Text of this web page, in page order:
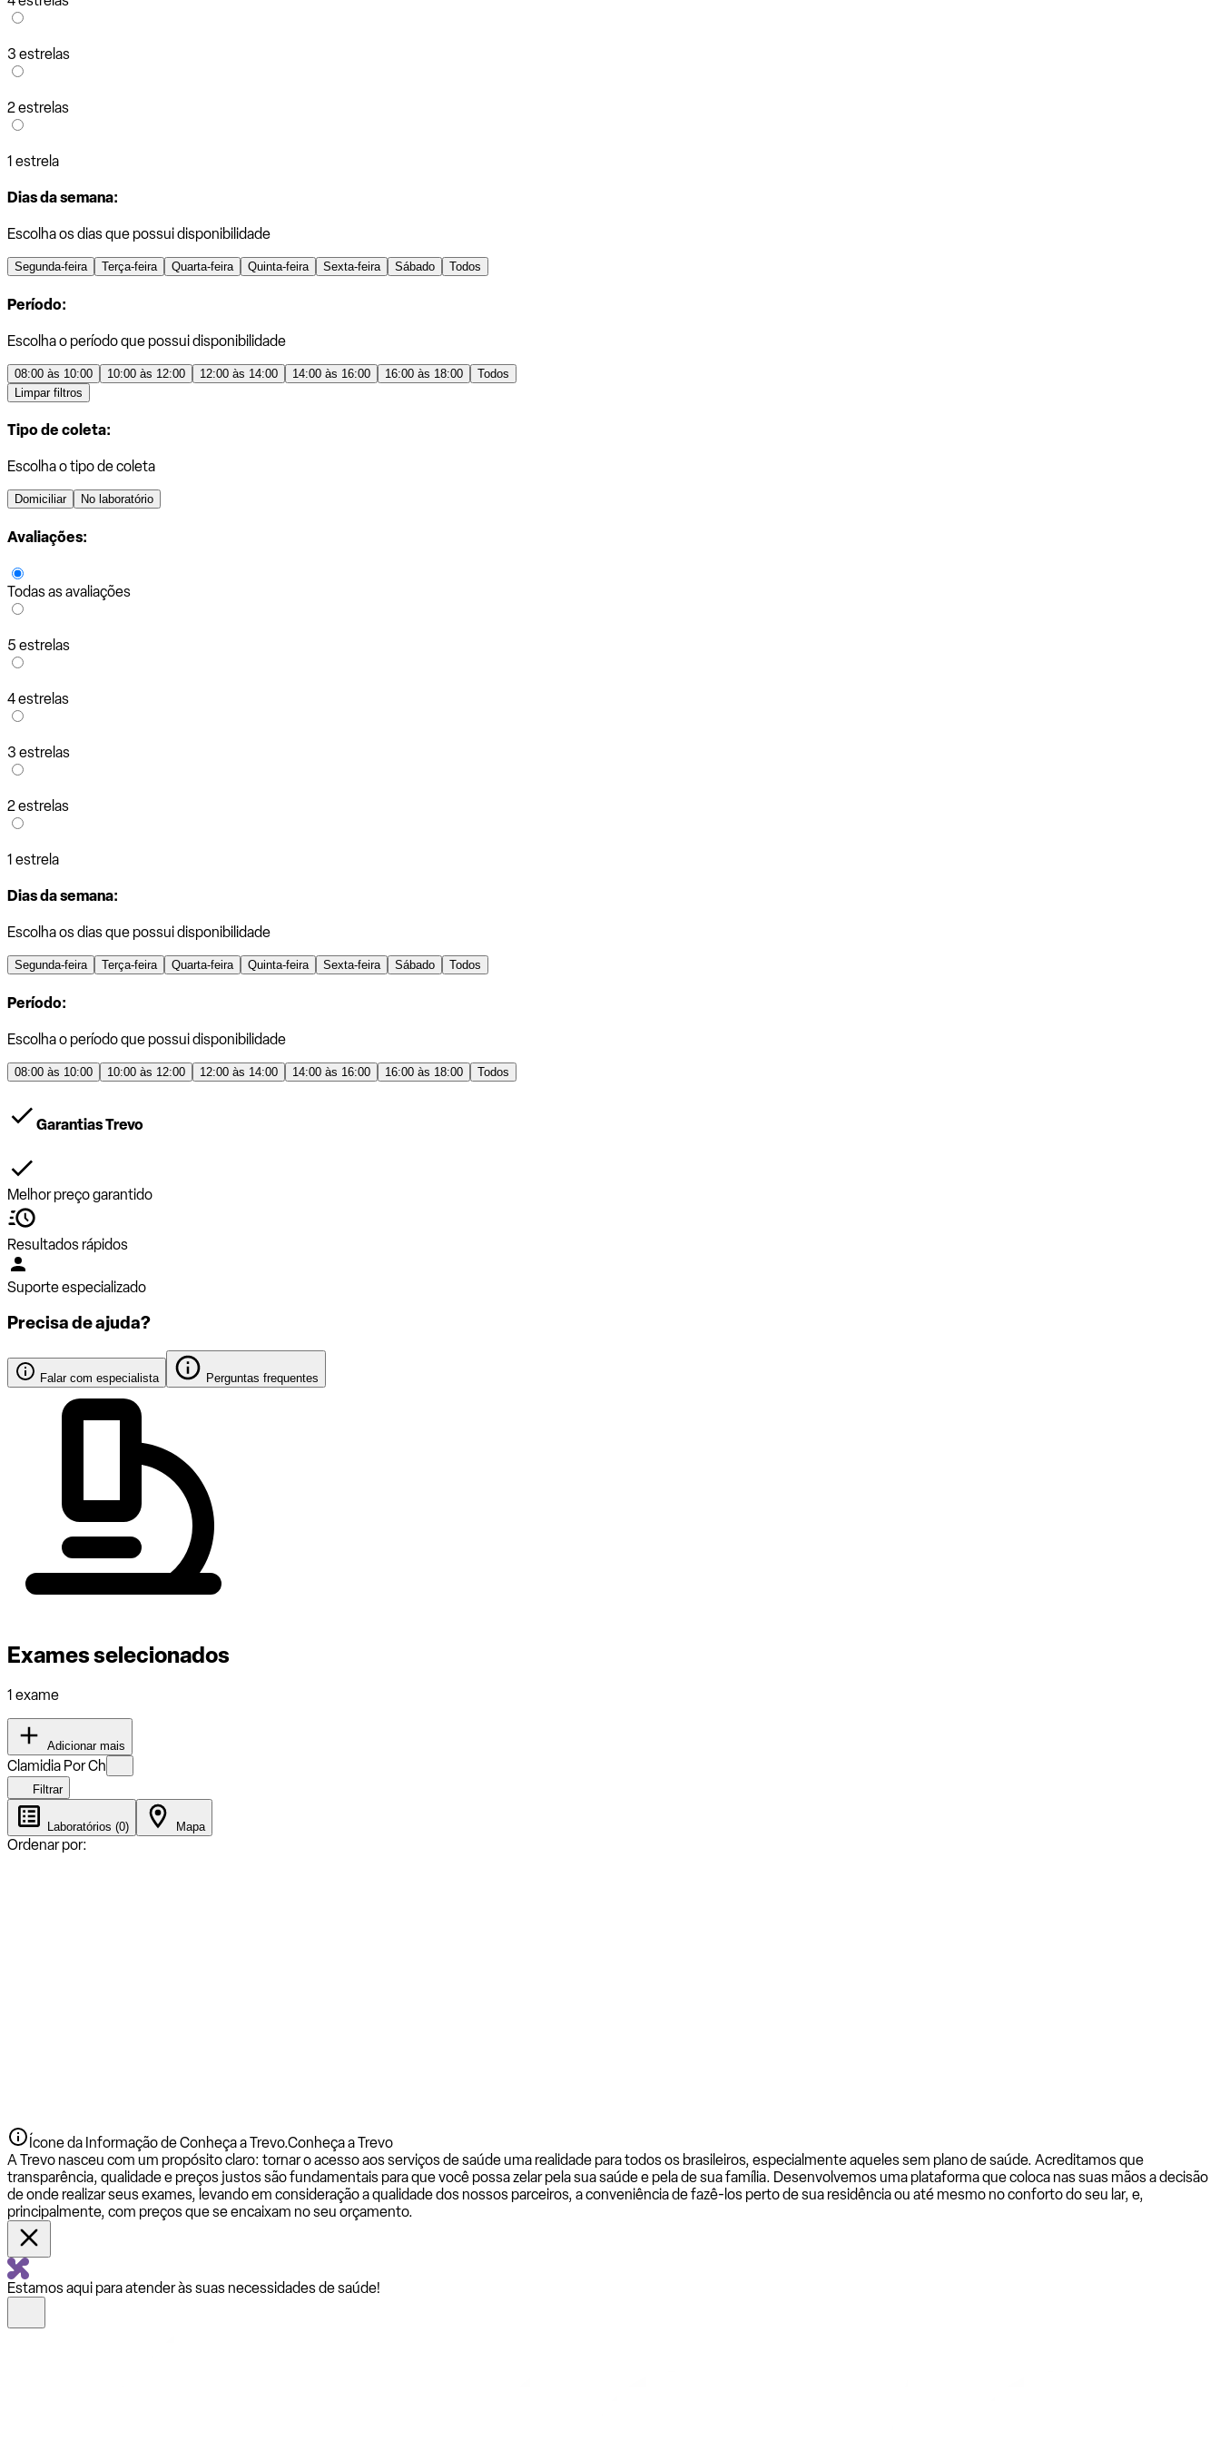
3 estrelas
2 estrelas
1 estrela
Dias da semana:
Escolha os dias que possui disponibilidade
Segunda-feira Terça-feira Quarta-feira Quinta-feira Sexta-feira Sábado Todos
Período:
Escolha o período que possui disponibilidade
08:00 às 10:00 10:00 às 12:00 12:00 às 14:00 14:00 às 16:00 16:00 às 18:00
Todos
Limpar filtros
Tipo de coleta:
Escolha o tipo de coleta
Domiciliar No laboratório
Avaliações:
Todas as avaliações
5 estrelas
4 estrelas
3 estrelas
2 estrelas
1 estrela
Dias da semana:
Escolha os dias que possui disponibilidade
Segunda-feira Terça-feira Quarta-feira Quinta-feira Sexta-feira Sábado Todos
Período:
Escolha o período que possui disponibilidade
08:00 às 10:00 10:00 às 12:00 12:00 às 14:00 14:00 às 16:00 16:00 às 18:00 Todos
Garantias Trevo
Melhor preço garantido
Resultados rápidos
Suporte especializado
Precisa de ajuda?
Falar com especialista Perguntas frequentes
Exames selecionados
1 exame
Adicionar mais
Clamidia Por Ch
Filtrar
Laboratórios (0) Mapa
Ordenar por:
Ícone da Informação de Conheça a Trevo.Conheça a Trevo
A Trevo nasceu com um propósito claro: tornar o acesso aos serviços de saúde uma realidade para todos os brasileiros, especialmente aqueles sem plano de saúde. Acreditamos que
transparência, qualidade e preços justos são fundamentais para que você possa zelar pela sua saúde e pela de sua família. Desenvolvemos uma plataforma que coloca nas suas mãos a decisão
de onde realizar seus exames, levando em consideração a qualidade dos nossos parceiros, a conveniência de fazê-los perto de sua residência ou até mesmo no conforto do seu lar, e,
principalmente, com preços que se encaixam no seu orçamento.
Estamos aqui para atender às suas necessidades de saúde!